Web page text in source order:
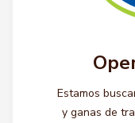
Estamos
y ganas de